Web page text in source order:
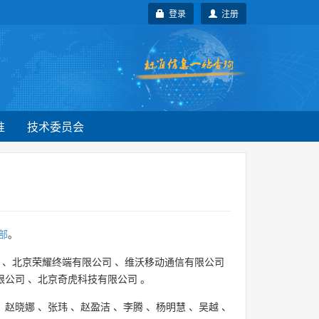
注册
登录
技术委员会
。
、 北京荣耀终端有限公司 、 维沃移动通信有限公司
公司 、 北京奇虎科技有限公司 。
赵晓娜 、 张玮 、 赵盈洁 、 李腾 、 杨明慧 、 吴越 、